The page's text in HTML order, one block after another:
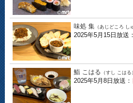
味処 集 （あじどころ し
2025年5月15日放送
鮨 こはる （すし こはる
2025年5月8日放送：